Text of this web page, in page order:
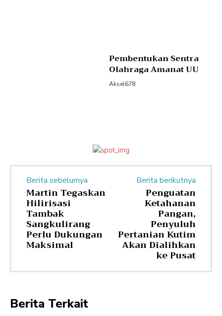
Pembentukan Sentra
Olahraga Amanat UU
Aksel678
Berita sebelumya
Martin Tegaskan
Hilirisasi
Tambak
Sangkulirang
Perlu Dukungan
Maksimal
Berita berikutnya
Penguatan
Ketahanan
Pangan,
Penyuluh
Pertanian Kutim
Akan Dialihkan
ke Pusat
Berita Terkait